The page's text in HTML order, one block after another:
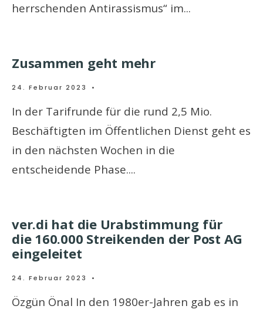
herrschenden Antirassismus“ im...
Zusammen geht mehr
24. Februar 2023 •
In der Tarifrunde für die rund 2,5 Mio.
Beschäftigten im Öffentlichen Dienst geht es
in den nächsten Wochen in die
entscheidende Phase....
ver.di hat die Urabstimmung für
die 160.000 Streikenden der Post AG
eingeleitet
24. Februar 2023 •
Özgün Önal In den 1980er-Jahren gab es in